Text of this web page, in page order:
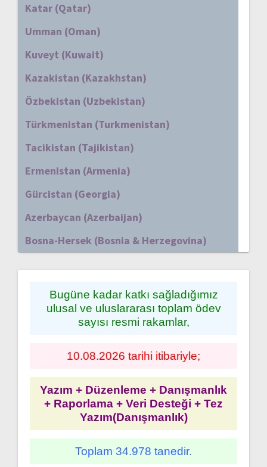
Katar (Qatar)
Umman (Oman)
Kuveyt (Kuwait)
Kazakistan (Kazakhstan)
Özbekistan (Uzbekistan)
Türkmenistan (Turkmenistan)
Tacikistan (Tajikistan)
Ermenistan (Armenia)
Gürcistan (Georgia)
Azerbaycan (Azerbaijan)
Bosna-Hersek (Bosnia & Herzegovina)
Bugüne kadar katkı sağladığımız
ulusal ve uluslararası toplam ödev
sayısı resmi rakamlar,
10.08.2026 tarihi itibariyle;
Yazım + Düzenleme + Danışmanlık
+ Raporlama + Veri Desteği + Tez
Yazım(Danışmanlık)
Toplam 34.978 tanedir.